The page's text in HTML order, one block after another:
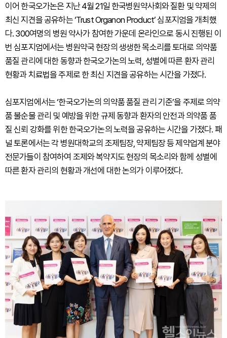
이어 한국오가논은 지난 4월 21일 한국병원약사회와 질환 및 약제의
최신 지견을 공유하는 ‘Trust Organon Product’ 심포지엄을 개최했
다. 300여명의 병원 약사가 참여한 가운데 온라인으로 동시 진행된 이
번 심포지엄에서는 병원약국 현장의 생생한 목소리를 토대로 의약품
품질 관리에 대한 동향과 한국오가논의 노력, 성별에 따른 환자 관리
현황과 치료법을 주제로 한 최신 지견을 공유하는 시간을 가졌다.
심포지엄에서는 ‘한국오가논의 의약품 품질 관리 기준’을 주제로 의약
품 불순물 관리 및 예방을 위한 규제 동향과 환자의 안전과 의약품 품
질 신뢰 강화를 위한 한국오가논의 노력을 공유하는 시간을 가졌다. 패
널 토론에서는 각 병원대학교의 조제팀장, 약제팀장 등 제약업계 분야
전문가들이 참여하여 조제와 복약지도 현장의 목소리와 함께 성별에
따른 환자 관리의 현황과 개선에 대한 논의가 이루어졌다.